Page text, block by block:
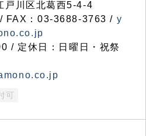
川区北葛西5-4-4
FAX：03-3688-3763 / y
/ 定休日：日曜日・祝祭
可